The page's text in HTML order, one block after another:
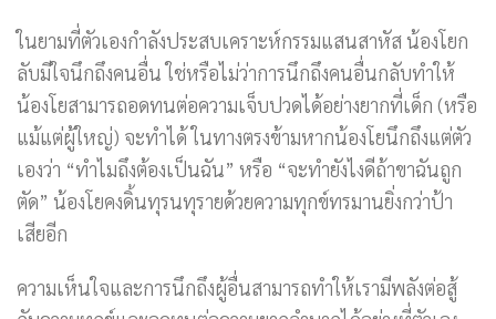
ในยามที่ตัวเองกำลังประสบเคราะห์กรรมแสนสาหัส น้องโยก
ลับมีใจนึกถึงคนอื่น ใช่หรือไม่ว่าการนึกถึงคนอื่นกลับทำให้
น้องโยสามารถอดทนต่อความเจ็บปวดได้อย่างยากที่เด็ก (หรือ
แม้แต่ผู้ใหญ่) จะทำได้ ในทางตรงข้ามหากน้องโยนึกถึงแต่ตัว
เองว่า “ทำไมถึงต้องเป็นฉัน” หรือ “จะทำยังไงดีถ้าขาฉันถูก
ตัด” น้องโยคงดิ้นทุรนทุรายด้วยความทุกข์ทรมานยิ่งกว่าป้า
เสียอีก
ความเห็นใจและการนึกถึงผู้อื่นสามารถทำให้เรามีพลังต่อสู้